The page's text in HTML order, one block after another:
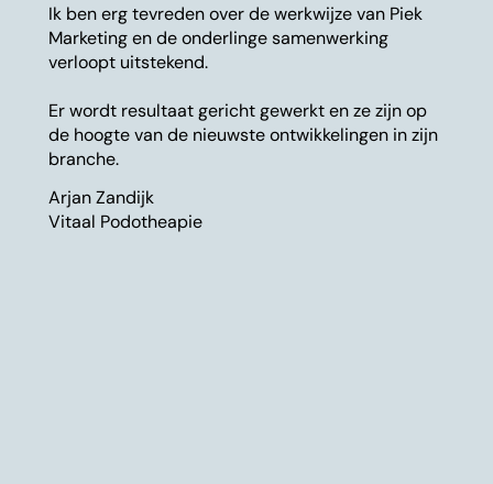
Ik ben erg tevreden over de werkwijze van Piek
Marketing en de onderlinge samenwerking
verloopt uitstekend.
Er wordt resultaat gericht gewerkt en ze zijn op
de hoogte van de nieuwste ontwikkelingen in zijn
branche.
Arjan Zandijk
Vitaal Podotheapie